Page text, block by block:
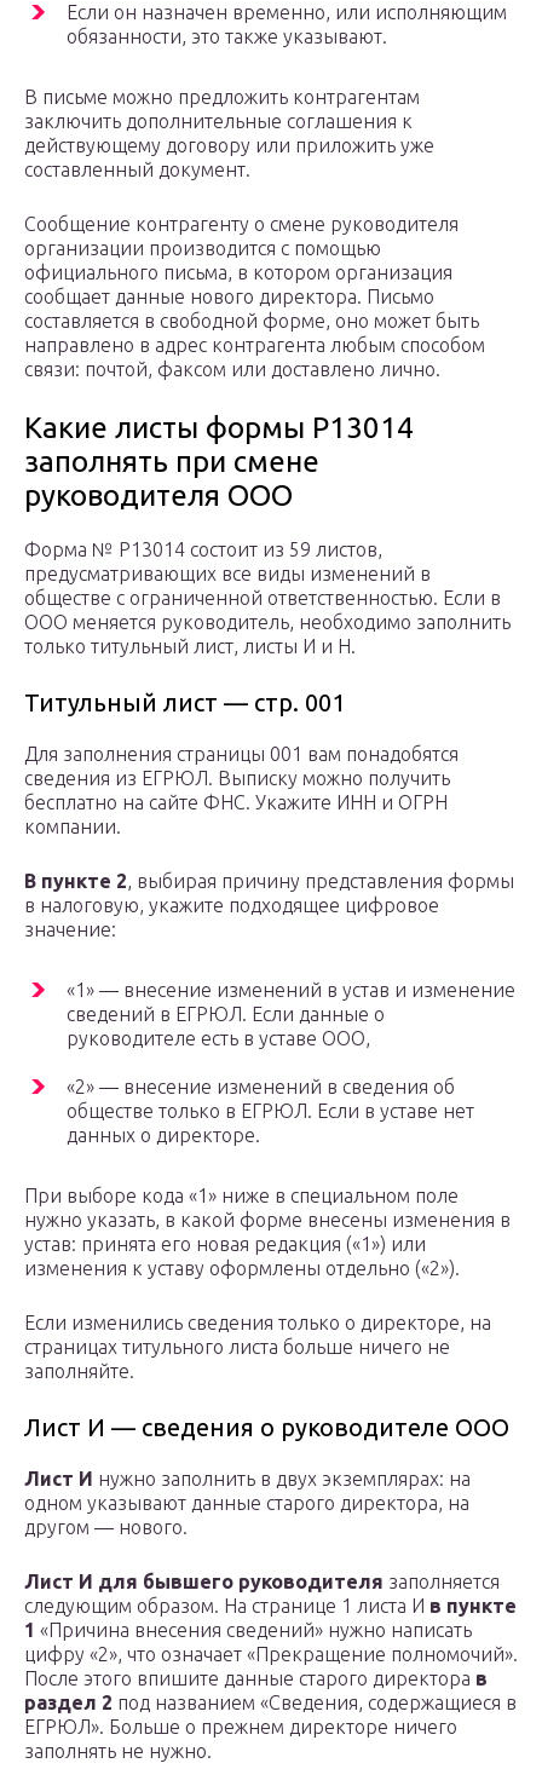
Если он назначен временно, или исполняющим
обязанности, это также указывают.
В письме можно предложить контрагентам
заключить дополнительные соглашения к
действующему договору или приложить уже
составленный документ.
Сообщение контрагенту о смене руководителя
организации производится с помощью
официального письма, в котором организация
сообщает данные нового директора. Письмо
составляется в свободной форме, оно может быть
направлено в адрес контрагента любым способом
связи: почтой, факсом или доставлено лично.
Какие листы формы Р13014
заполнять при смене
руководителя ООО
Форма № Р13014 состоит из 59 листов,
предусматривающих все виды изменений в
обществе с ограниченной ответственностью. Если в
ООО меняется руководитель, необходимо заполнить
только титульный лист, листы И и Н.
Титульный лист — стр. 001
Для заполнения страницы 001 вам понадобятся
сведения из ЕГРЮЛ. Выписку можно получить
бесплатно на сайте ФНС. Укажите ИНН и ОГРН
компании.
В пункте 2, выбирая причину представления формы
в налоговую, укажите подходящее цифровое
значение:
«1» — внесение изменений в устав и изменение
сведений в ЕГРЮЛ. Если данные о
руководителе есть в уставе ООО,
«2» — внесение изменений в сведения об
обществе только в ЕГРЮЛ. Если в уставе нет
данных о директоре.
При выборе кода «1» ниже в специальном поле
нужно указать, в какой форме внесены изменения в
устав: принята его новая редакция («1») или
изменения к уставу оформлены отдельно («2»).
Если изменились сведения только о директоре, на
страницах титульного листа больше ничего не
заполняйте.
Лист И — сведения о руководителе ООО
Лист И нужно заполнить в двух экземплярах: на
одном указывают данные старого директора, на
другом — нового.
Лист И для бывшего руководителя заполняется
следующим образом. На странице 1 листа И в пункте
1 «Причина внесения сведений» нужно написать
цифру «2», что означает «Прекращение полномочий».
После этого впишите данные старого директора в
раздел 2 под названием «Сведения, содержащиеся в
ЕГРЮЛ». Больше о прежнем директоре ничего
заполнять не нужно.